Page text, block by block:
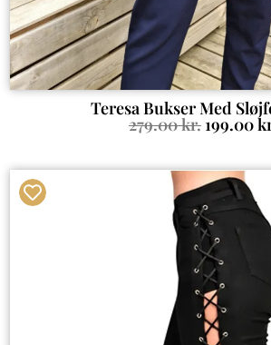
Teresa Bukser Med
279.00kr.199.00